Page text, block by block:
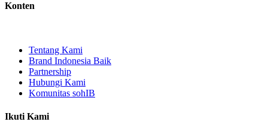
Konten
Tentang Kami
Brand Indonesia Baik
Partnership
Hubungi Kami
Komunitas sohIB
Ikuti Kami